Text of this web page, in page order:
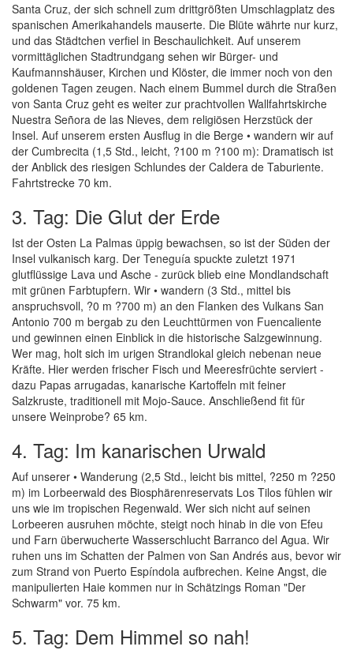
Santa Cruz, der sich schnell zum drittgrößten Umschlagplatz des
spanischen Amerikahandels mauserte. Die Blüte währte nur kurz,
und das Städtchen verfiel in Beschaulichkeit. Auf unserem
vormittäglichen Stadtrundgang sehen wir Bürger- und
Kaufmannshäuser, Kirchen und Klöster, die immer noch von den
goldenen Tagen zeugen. Nach einem Bummel durch die Straßen
von Santa Cruz geht es weiter zur prachtvollen Wallfahrtskirche
Nuestra Señora de las Nieves, dem religiösen Herzstück der
Insel. Auf unserem ersten Ausflug in die Berge • wandern wir auf
der Cumbrecita (1,5 Std., leicht, ?100 m ?100 m): Dramatisch ist
der Anblick des riesigen Schlundes der Caldera de Taburiente.
Fahrtstrecke 70 km.
3. Tag: Die Glut der Erde
Ist der Osten La Palmas üppig bewachsen, so ist der Süden der
Insel vulkanisch karg. Der Teneguía spuckte zuletzt 1971
glutflüssige Lava und Asche - zurück blieb eine Mondlandschaft
mit grünen Farbtupfern. Wir • wandern (3 Std., mittel bis
anspruchsvoll, ?0 m ?700 m) an den Flanken des Vulkans San
Antonio 700 m bergab zu den Leuchttürmen von Fuencaliente
und gewinnen einen Einblick in die historische Salzgewinnung.
Wer mag, holt sich im urigen Strandlokal gleich nebenan neue
Kräfte. Hier werden frischer Fisch und Meeresfrüchte serviert -
dazu Papas arrugadas, kanarische Kartoffeln mit feiner
Salzkruste, traditionell mit Mojo-Sauce. Anschließend fit für
unsere Weinprobe? 65 km.
4. Tag: Im kanarischen Urwald
Auf unserer • Wanderung (2,5 Std., leicht bis mittel, ?250 m ?250
m) im Lorbeerwald des Biosphärenreservats Los Tilos fühlen wir
uns wie im tropischen Regenwald. Wer sich nicht auf seinen
Lorbeeren ausruhen möchte, steigt noch hinab in die von Efeu
und Farn überwucherte Wasserschlucht Barranco del Agua. Wir
ruhen uns im Schatten der Palmen von San Andrés aus, bevor wir
zum Strand von Puerto Espíndola aufbrechen. Keine Angst, die
manipulierten Haie kommen nur in Schätzings Roman "Der
Schwarm" vor. 75 km.
5. Tag: Dem Himmel so nah!